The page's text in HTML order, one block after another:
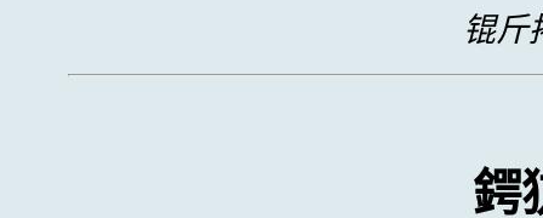
锟斤
鍔